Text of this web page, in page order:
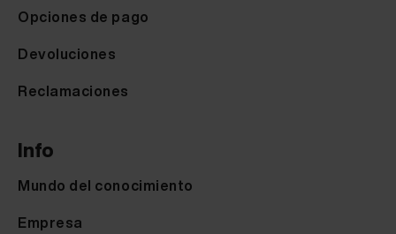
Opciones de pago
Devoluciones
Reclamaciones
Info
Mundo del conocimiento
Empresa